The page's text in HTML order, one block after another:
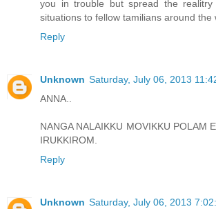
you in trouble but spread the
situations to fellow tamilians around the
Reply
Unknown Saturday, July 06, 2013
ANNA..
NANGA NALAIKKU MOVIKKU POLAM
IRUKKIROM.
Reply
Unknown Saturday, July 06, 2013